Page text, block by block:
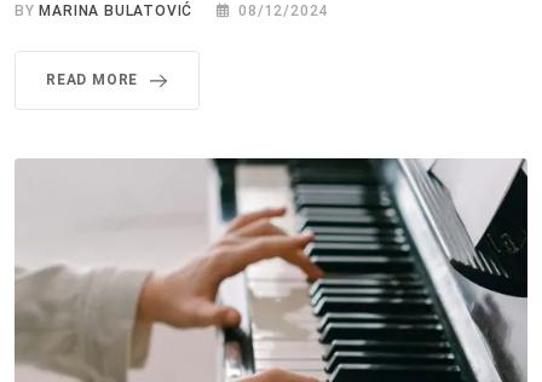
BY MARINA BULATOVIĆ 08/12/2024
READ MORE